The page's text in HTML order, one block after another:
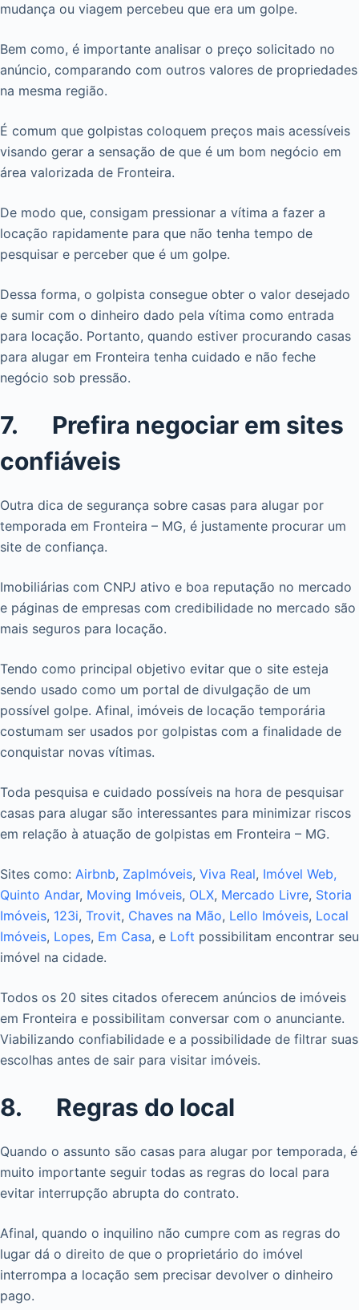
mudança ou viagem percebeu que era um golpe.
Bem como, é importante analisar o preço solicitado no
anúncio, comparando com outros valores de propriedades
na mesma região.
É comum que golpistas coloquem preços mais acessíveis
visando gerar a sensação de que é um bom negócio em
área valorizada de Fronteira.
De modo que, consigam pressionar a vítima a fazer a
locação rapidamente para que não tenha tempo de
pesquisar e perceber que é um golpe.
Dessa forma, o golpista consegue obter o valor desejado
e sumir com o dinheiro dado pela vítima como entrada
para locação. Portanto, quando estiver procurando casas
para alugar em Fronteira tenha cuidado e não feche
negócio sob pressão.
7. Prefira negociar em sites
confiáveis
Outra dica de segurança sobre casas para alugar por
temporada em Fronteira – MG, é justamente procurar um
site de confiança.
Imobiliárias com CNPJ ativo e boa reputação no mercado
e páginas de empresas com credibilidade no mercado são
mais seguros para locação.
Tendo como principal objetivo evitar que o site esteja
sendo usado como um portal de divulgação de um
possível golpe. Afinal, imóveis de locação temporária
costumam ser usados por golpistas com a finalidade de
conquistar novas vítimas.
Toda pesquisa e cuidado possíveis na hora de pesquisar
casas para alugar são interessantes para minimizar riscos
em relação à atuação de golpistas em Fronteira – MG.
Sites como: Airbnb, ZapImóveis, Viva Real, Imóvel Web,
Quinto Andar, Moving Imóveis, OLX, Mercado Livre, Storia
Imóveis, 123i, Trovit, Chaves na Mão, Lello Imóveis, Local
Imóveis, Lopes, Em Casa, e Loft possibilitam encontrar seu
imóvel na cidade.
Todos os 20 sites citados oferecem anúncios de imóveis
em Fronteira e possibilitam conversar com o anunciante.
Viabilizando confiabilidade e a possibilidade de filtrar suas
escolhas antes de sair para visitar imóveis.
8. Regras do local
Quando o assunto são casas para alugar por temporada, é
muito importante seguir todas as regras do local para
evitar interrupção abrupta do contrato.
Afinal, quando o inquilino não cumpre com as regras do
lugar dá o direito de que o proprietário do imóvel
interrompa a locação sem precisar devolver o dinheiro
pago.